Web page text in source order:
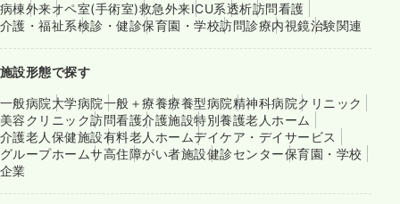
病棟外来オペ室(手術室)救急外来ICU系透析訪問看護
介護・福祉系検診・健診保育園・学校訪問診療内視鏡治験関連
施設形態で探す
一般病院大学病院一般＋療養療養型病院精神科病院クリニック
美容クリニック訪問看護介護施設特別養護老人ホーム
介護老人保健施設有料老人ホームデイケア・デイサービス
グループホームサ高住障がい者施設健診センター保育園・学校
企業